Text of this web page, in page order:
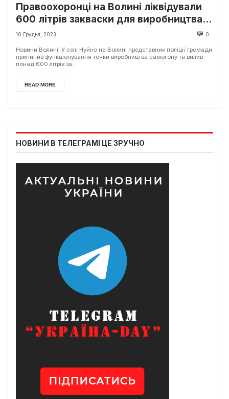
Правоохоронці на Волині ліквідували
600 літрів закваски для виробництва
самогону
10 Грудня, 2023 0
Новини Волині: У селі Нуйно на Волині представник поліції громади
припинив функціонування точки виробництва самогону та вилив
понад 600 літрів за...
READ MORE
НОВИНИ В ТЕЛЕГРАМІ ЦЕ ЗРУЧНО